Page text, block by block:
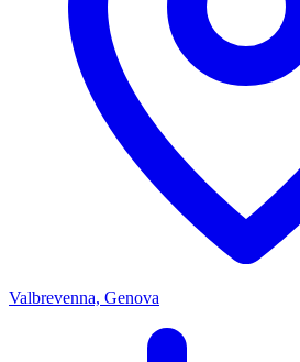
Valbrevenna, Genova